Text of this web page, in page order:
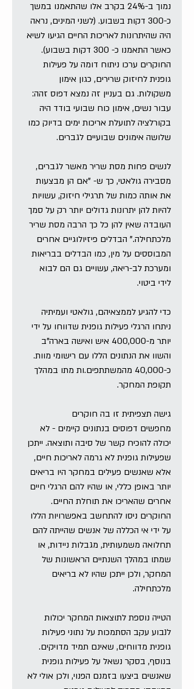
נמוך ב-24% בקרב אלו שהתאמנו במשך
כ-300 דקות בשבוע. (לשני המינים, נראה
היה שהיתרונות לאריכות החיים הגיעו לשיא
כאשר התאמנו כ- 300 דקות בשבוע).
החוקרים ערכו ניתוח דומה על פעילות
גופנית לחיזוק שרירים, כגון אימון
משקולות. גם בעניין זה נמצא דפוס זהה:
עבור נשים, אימון כוח שבועי בודד היה
בקורלציה לתועלת אריכות ימים בדיוק כמו
שלושה אימונים שבועיים לגברים.
לנשים פחות מסת שריר מאשר לגברים,
מסבירה גולאטי, כך ש- "אם הן מבצעות
את אותה כמות של תרגילי חיזוק, עשויות
להיות להן יתרונות גדולים יותר רק על סמך
העובדה שאין להן כל כך הרבה מסת שריר
מלכתחילה.” הבדלים פיזיולוגיים אחרים
המבוססים על מין, כמו הבדלים בבריאות
ומערכת לב-ריאה, עשויים גם הם לבוא
לידי ביטוי.
כדי להגיע לממצאיהם, גולאטי ועמיתיה
ניתחו הרגלי פעילות גופנית שדווחו על ידי
יותר מ-400,000 איש ואישה בארה"ב
והשוו את הנתונים הללו עם רישומי מוות.
כ-40,000 מהמשתתפים.ות מתו במהלך
תקופת המחקר.
גישה תצפיתית זו בה חוקרים
מחפשים דפוסים בנתונים קיימים - לא
יכולה להוכיח קשר של סיבה ותוצאה. ייתכן
שפעילות גופנית לא גרמה לאריכות חיים,
אלא שאנשים פעילים במחקר היו בריאים
יותר באופן כללי, או שהיו להם הרגלי חיים
אחרים שהאריכו את תוחלת החיים.
החוקרים ניסו להתחשב באפשרויות הללו
על ידי אי הכללה של אנשים שהייתה להם
תחלואה משמעותית, מגבלות ניידות, או
שמתו במהלך השנתיים הראשונות של
המחקר, ולכן ייתכן שהיו לא בריאים
מלכתחילה.
הטייה נוספת לתוצאות המחקר יכולות
לנבוע עקב הסתמכות על נתוני פעילות
גופנית מדווחים, שאינם תמיד מדויקים.
בנוסף, בסקר נשאל על פעילות גופנית
שאנשים ביצעו בזמנם הפנוי, ולכן אולי לא